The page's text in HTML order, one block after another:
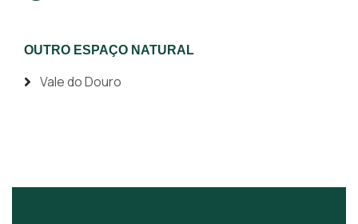
OUTRO ESPAÇO NATURAL
Vale do Douro